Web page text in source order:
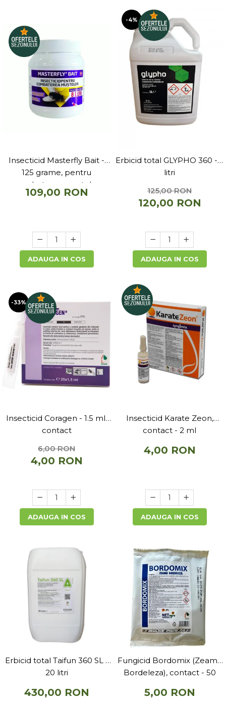
Insecticid Masterfly Bait -
125 grame, pentru
combaterea mustelor
109,00 RON
ADAUGA IN COS
-4%
Erbicid total GLYPHO 360 - 5
litri
125,00 RON
120,00 RON
ADAUGA IN COS
-33%
Insecticid Coragen - 1.5 ml,
contact
6,00 RON
4,00 RON
ADAUGA IN COS
Insecticid Karate Zeon,
contact - 2 ml
4,00 RON
ADAUGA IN COS
Erbicid total Taifun 360 SL -
20 litri
430,00 RON
Fungicid Bordomix (Zeama
Bordeleza), contact - 50
5,00 RON